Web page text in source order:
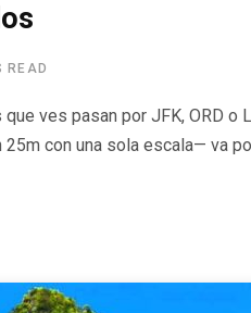
READ
ves pasan por JFK, ORD o
con una sola escala— va